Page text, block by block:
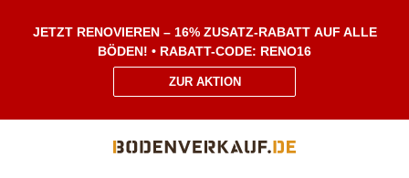
JETZT RENOVIEREN – 16% ZUSATZ-RABATT AUF ALLE
BÖDEN! • RABATT-CODE: RENO16
ZUR AKTION